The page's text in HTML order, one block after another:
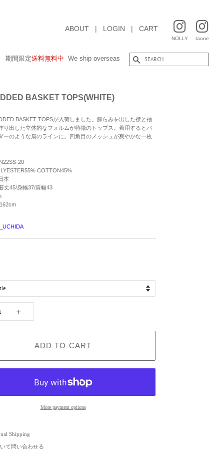
taone
NOLLY
ABOUT | LOGIN | CART
期間限定送料無料中 We ship overseas
BASKET TOPS(WHITE)
BASKET TOPSが入荷しました。膨らみを出した襟と袖
り出した立体的なフォルムが特徴のトップス。着用するとパ
ーのような肩のラインに。四角目のメッシュが爽やかな一枚
20
COTTON45%
本
丈45/身幅37/肩幅43
＋
ADD TO CART
More payment options
Shipping
て問い合わせる